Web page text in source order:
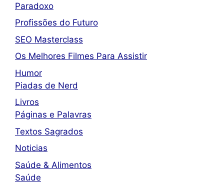
Paradoxo
Profissões do Futuro
SEO Masterclass
Os Melhores Filmes Para Assistir
Humor
Piadas de Nerd
Livros
Páginas e Palavras
Textos Sagrados
Noticias
Saúde & Alimentos
Saúde